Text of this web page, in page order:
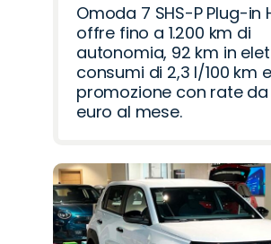
Omoda 7 SHS-P Plug-in
offre fino a 1.200 km di
autonomia, 92 km in
consumi di 2,3 l/100 km
promozione con rate da
euro al mese.